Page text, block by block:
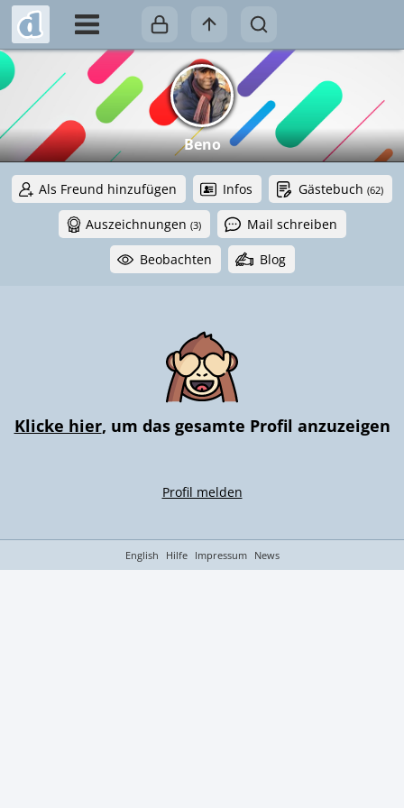
Beno
Als Freund hinzufügen Infos Gästebuch (62)
Auszeichnungen (3) Mail schreiben
Beobachten Blog
Klicke hier, um das gesamte Profil anzuzeigen
Profil melden
English Hilfe Impressum News